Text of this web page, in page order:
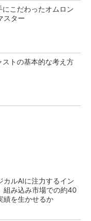
こだわったオムロン
スター
トの基本的な考え方
カルAIに注力するイン
組み込み市場での約40
績を生かせるか